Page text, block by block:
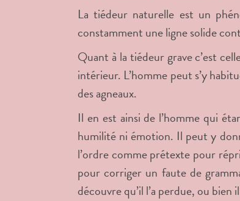
La tiédeur naturelle est un
constamment une ligne solide
Quant à la tiédeur grave c’est
intérieur. L’homme peut s’y
des agneaux.
Il en est ainsi de l’homme qui
humilité ni émotion. Il peut y
l’ordre comme prétexte pour
pour corriger un faute de
découvre qu’il l’a perdue, ou bien